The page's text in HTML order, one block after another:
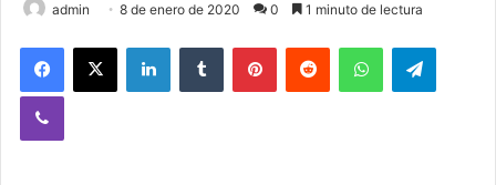
admin 8 de enero de 2020 0 1 minuto de lectura